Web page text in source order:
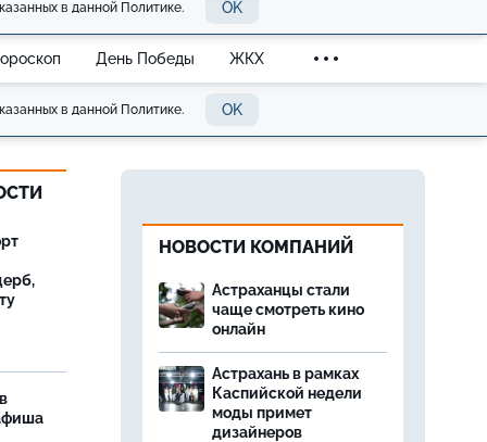
в данной Политике. OK
День Победы ЖКХ
в данной Политике. OK
НОВОСТИ КОМПАНИЙ
Астраханцы стали
чаще смотреть кино
онлайн
Астрахань в рамках
Каспийской недели
моды примет
дизайнеров